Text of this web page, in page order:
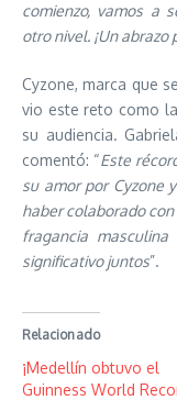
comienzo, vamos a
otro nivel. ¡Un abrazo
Cyzone, marca que
vio este reto como
su audiencia.
comentó: “Este
su amor por Cyzone
haber colaborado
fragancia
significativo juntos”.
Relacionado
¡Medellín obtuvo el
Guinness World